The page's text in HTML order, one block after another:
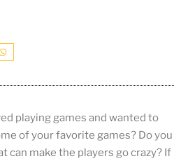
playing games and wanted to
of your favorite games? Do you
can make the players go crazy? If